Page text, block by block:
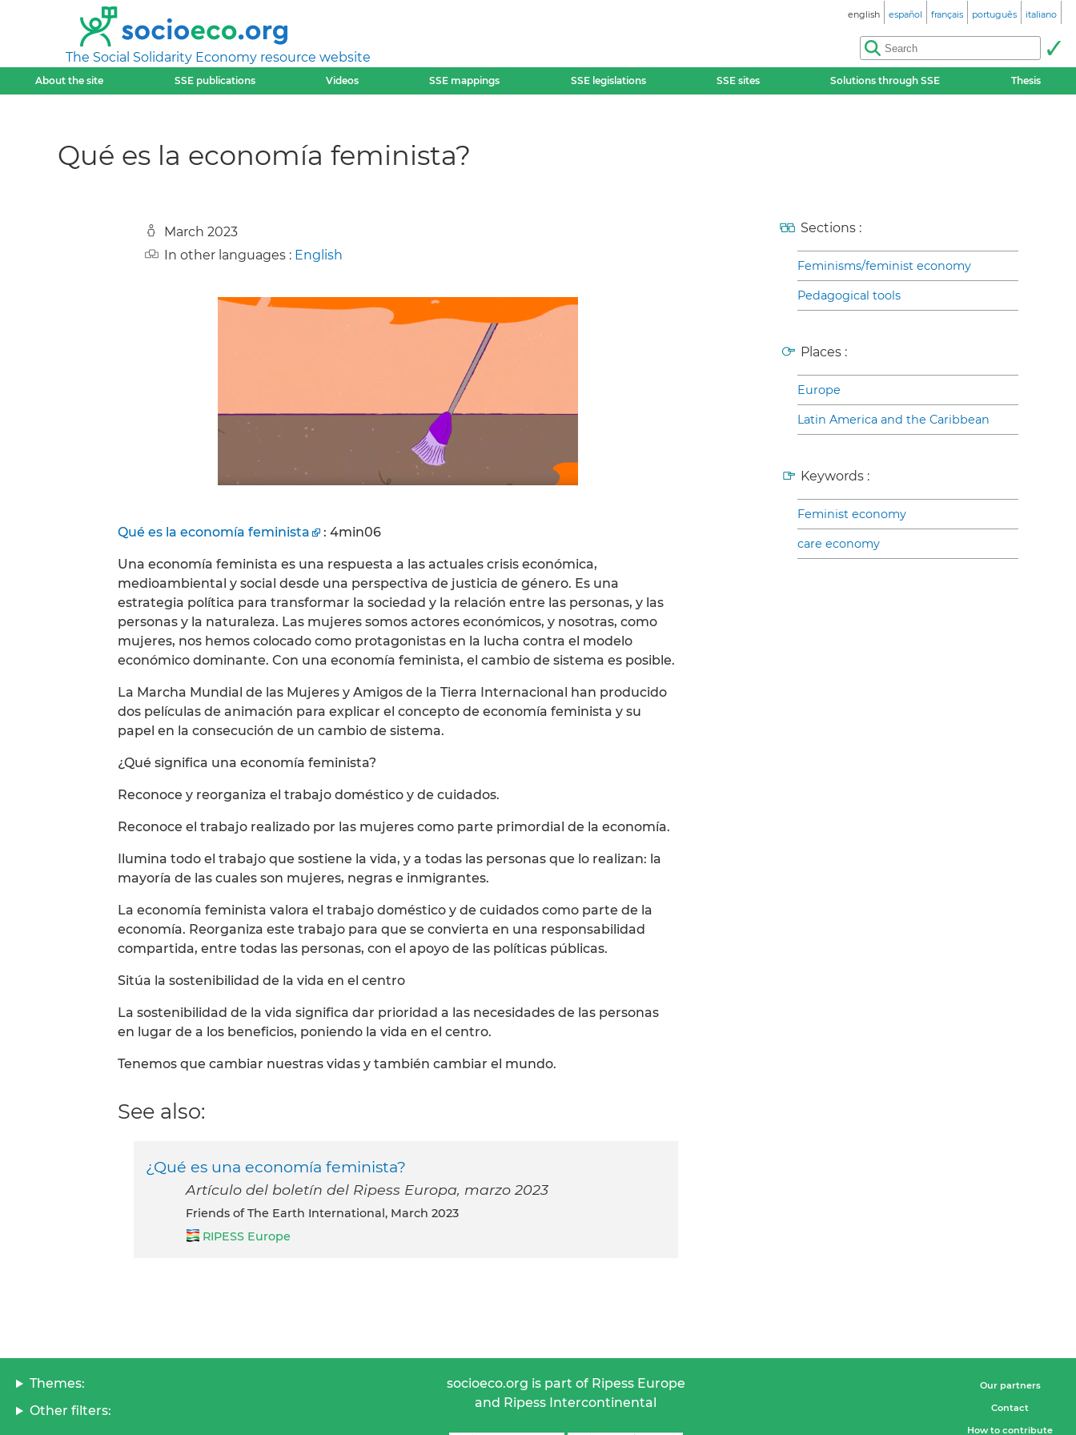
The Social Solidarity Economy resource website
english español français português italiano
About the site SSE publications Videos SSE mappings SSE legislations SSE sites Solutions through SSE Thesis
Qué es la economía feminista?
March 2023
In other languages : English
Qué es la economía feminista : 4min06
Una economía feminista es una respuesta a las actuales crisis económica,
medioambiental y social desde una perspectiva de justicia de género. Es una
estrategia política para transformar la sociedad y la relación entre las personas, y las
personas y la naturaleza. Las mujeres somos actores económicos, y nosotras, como
mujeres, nos hemos colocado como protagonistas en la lucha contra el modelo
económico dominante. Con una economía feminista, el cambio de sistema es posible.
La Marcha Mundial de las Mujeres y Amigos de la Tierra Internacional han producido
dos películas de animación para explicar el concepto de economía feminista y su
papel en la consecución de un cambio de sistema.
¿Qué significa una economía feminista?
Reconoce y reorganiza el trabajo doméstico y de cuidados.
Reconoce el trabajo realizado por las mujeres como parte primordial de la economía.
Ilumina todo el trabajo que sostiene la vida, y a todas las personas que lo realizan: la
mayoría de las cuales son mujeres, negras e inmigrantes.
La economía feminista valora el trabajo doméstico y de cuidados como parte de la
economía. Reorganiza este trabajo para que se convierta en una responsabilidad
compartida, entre todas las personas, con el apoyo de las políticas públicas.
Sitúa la sostenibilidad de la vida en el centro
La sostenibilidad de la vida significa dar prioridad a las necesidades de las personas
en lugar de a los beneficios, poniendo la vida en el centro.
Tenemos que cambiar nuestras vidas y también cambiar el mundo.
See also:
¿Qué es una economía feminista?
Artículo del boletín del Ripess Europa, marzo 2023
Friends of The Earth International, March 2023
RIPESS Europe
Sections :
Feminisms/feminist economy
Pedagogical tools
Places :
Europe
Latin America and the Caribbean
Keywords :
Feminist economy
care economy
Themes:
Other filters:
socioeco.org is part of Ripess Europe
and Ripess Intercontinental
Our partners
Contact
How to contribute